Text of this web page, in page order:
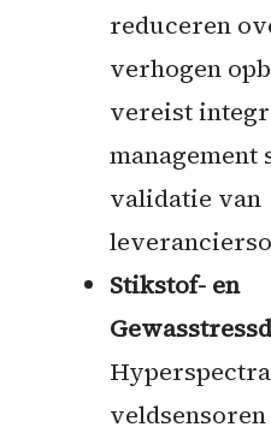
reduceren
verhogen
vereist
management
validatie van
Stikstof- en